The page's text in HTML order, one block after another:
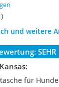
)
und weitere
SEHR
für